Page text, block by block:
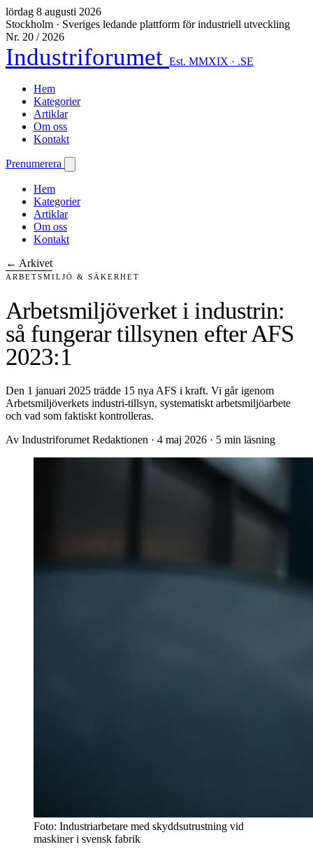
lördag 8 augusti 2026
Stockholm · Sveriges ledande plattform för industriell utveckling
Nr. 20 / 2026
Industriforumet Est. MMXIX · .SE
Hem
Kategorier
Artiklar
Om oss
Kontakt
Prenumerera
Hem
Kategorier
Artiklar
Om oss
Kontakt
← Arkivet
ARBETSMILJÖ & SÄKERHET
Arbetsmiljöverket i industrin:
så fungerar tillsynen efter AFS
2023:1
Den 1 januari 2025 trädde 15 nya AFS i kraft. Vi går igenom
Arbetsmiljöverkets industri-tillsyn, systematiskt arbetsmiljöarbete
och vad som faktiskt kontrolleras.
Av Industriforumet Redaktionen · 4 maj 2026 · 5 min läsning
Foto: Industriarbetare med skyddsutrustning vid
maskiner i svensk fabrik